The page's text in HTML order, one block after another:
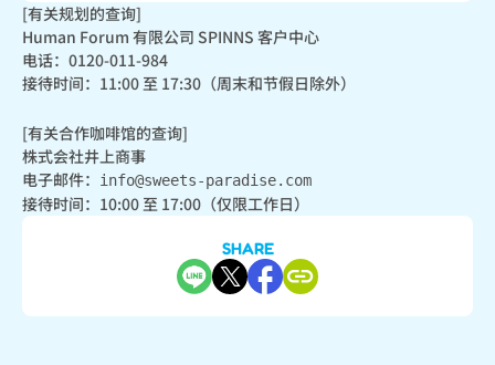
[有关规划的查询]
Human Forum 有限公司 SPINNS 客户中心
电话：0120-011-984
接待时间：11:00 至 17:30（周末和节假日除外）
[有关合作咖啡馆的查询]
株式会社井上商事
电子邮件：
info@sweets-paradise.com
接待时间：10:00 至 17:00（仅限工作日）
SHARE